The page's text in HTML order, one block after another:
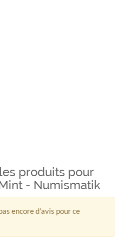
produits pour
- Numismatik
encore d'avis pour ce